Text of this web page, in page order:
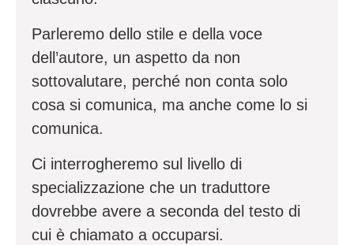
Parleremo dello stile e della voce
dell’autore, un aspetto da non
sottovalutare, perché non conta solo
cosa si comunica, ma anche come lo si
comunica.
Ci interrogheremo sul livello di
specializzazione che un traduttore
dovrebbe avere a seconda del testo di
cui è chiamato a occuparsi.